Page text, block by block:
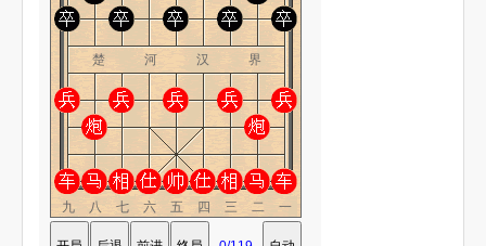
楚 河 汉 界
九八七六五四三二一